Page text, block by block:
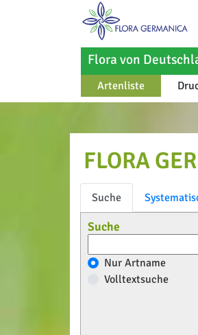
Flora von
Artenliste
FLORA
Suche
Suche
Nur Artname
Volltextsuche